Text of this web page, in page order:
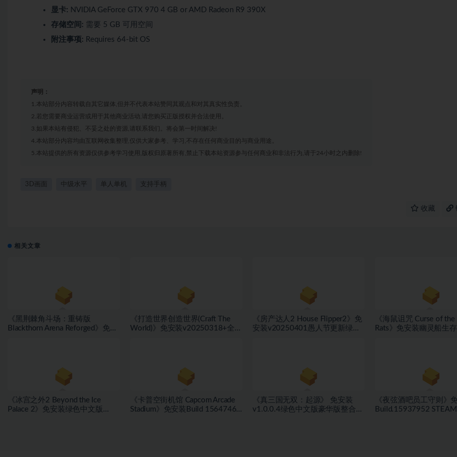
显卡: NVIDIA GeForce GTX 970 4 GB or AMD Radeon R9 390X
存储空间: 需要 5 GB 可用空间
附注事项: Requires 64-bit OS
声明：
1.本站部分内容转载自其它媒体,但并不代表本站赞同其观点和对其真实性负责。
2.若您需要商业运营或用于其他商业活动,请您购买正版授权并合法使用。
3.如果本站有侵犯、不妥之处的资源,请联系我们。将会第一时间解决!
4.本站部分内容均由互联网收集整理,仅供大家参考、学习,不存在任何商业目的与商业用途。
5.本站提供的所有资源仅供参考学习使用,版权归原著所有,禁止下载本站资源参与任何商业和非法行为,请于24小时之内删除!
3D画面 中级水平 单人单机 支持手柄
收藏
相关文章
《黑荆棘角斗场：重铸版
Blackthorn Arena Reforged》免安
《打造世界创造世界(Craft The
World)》免安装v20250318+全
《房产达人2 House Flipper2》免
安装v20250401愚人节更新绿色
《海鼠诅咒 Curse of the
Rats》免安装幽灵船生
《冰宫之外2 Beyond the Ice
Palace 2》免安装绿色中文版
《卡普空街机馆 Capcom Arcade
Stadium》免安装Build 15647467
《真三国无双：起源》 免安装
v1.0.0.4绿色中文版豪华版整合
《夜弦酒吧员工守则》
Build.15937952